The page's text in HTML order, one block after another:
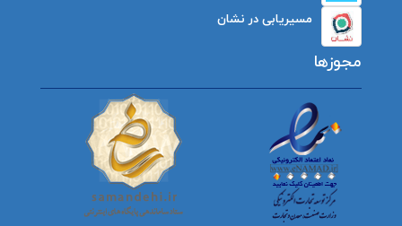
مسیریابی در نشان
مجوزها